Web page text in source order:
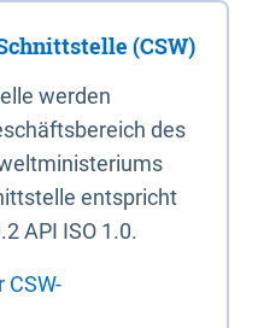
(CSW)
werden
des
entspricht
API ISO 1.0.
CSW-